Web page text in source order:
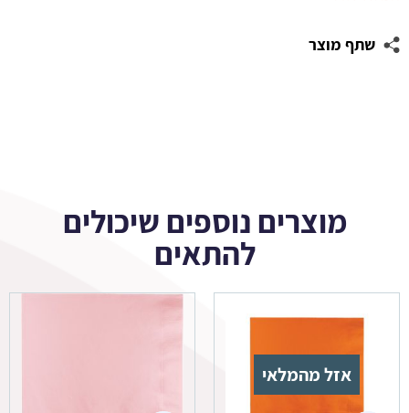
שתף מוצר
מוצרים נוספים שיכולים
להתאים
אזל מהמלאי